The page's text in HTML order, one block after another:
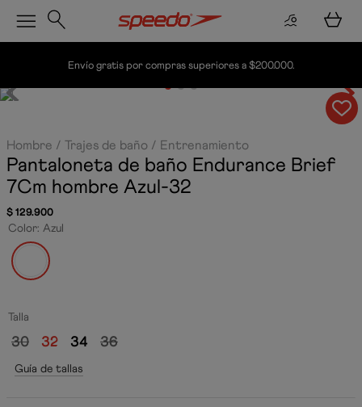
Envío gratis por compras superiores a $200.000.
Hombre Trajes de baño Entrenamiento
Pantaloneta de baño Endurance Brief
7Cm hombre Azul-32
$129.900
Color: Azul
Talla
30 32 34 36
Guía de tallas